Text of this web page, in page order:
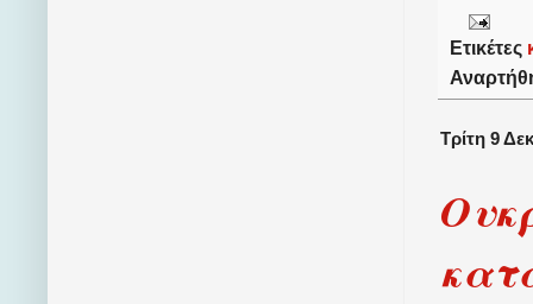
Ετικέτες
Τρίτη 9